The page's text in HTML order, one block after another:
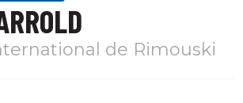
de Rimouski